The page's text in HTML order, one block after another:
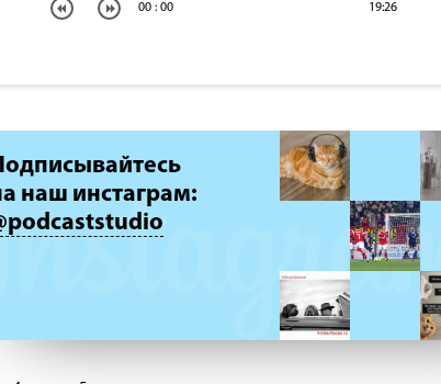
00 : 00 19:26
наш инстаграм: